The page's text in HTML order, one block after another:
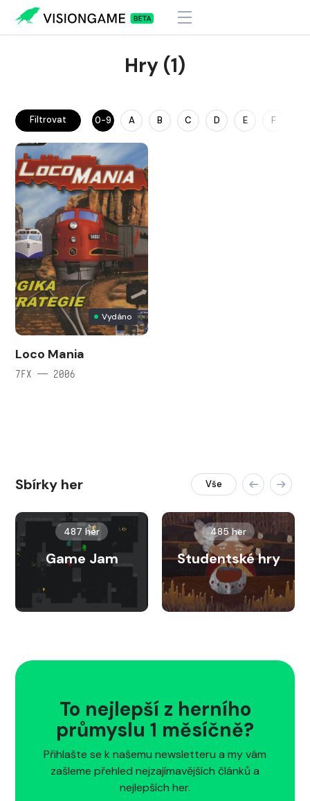
Hry (1)
Filtrovat 0-9 A B C D E F
Vydáno
Loco Mania
7FX — 2006
Sbírky her Vše
487 her
Game Jam
485 her
Studentské hry
To nejlepší z herního
průmyslu 1 měsíčně?
Přihlašte se k našemu newsletteru a my vám
zašleme přehled nejzajímavějších článků a
nejlepších her.